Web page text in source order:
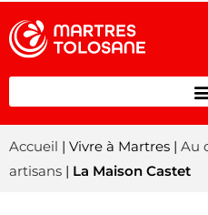
Accueil | Vivre à Martres | Au
artisans | La Maison Castet